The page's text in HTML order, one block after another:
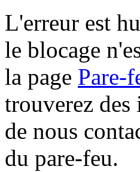
L'erreur est
le blocage
la page Pare-
trouverez
de nous
du pare-feu.